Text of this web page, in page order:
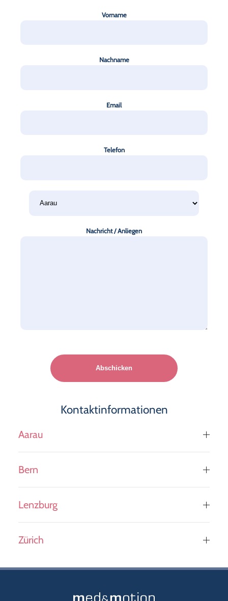
Vorname
Nachname
Email
Telefon
Nachricht / Anliegen
Kontaktinformationen
Aarau
Bern
Lenzburg
Zürich